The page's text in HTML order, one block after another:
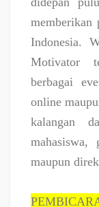
memberikan
Indonesia.
Motivator
berbagai
online
kalangan
mahasiswa,
maupun